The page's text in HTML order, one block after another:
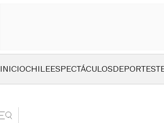
INICIOCHILEESPECTÁCULOSDEPORTES